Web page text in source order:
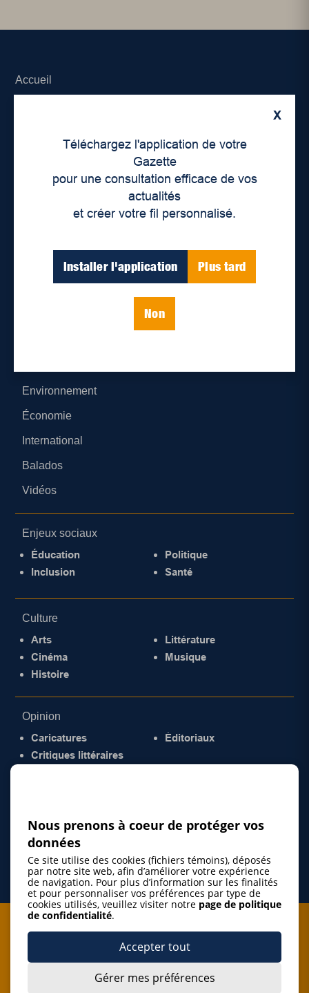
X
Téléchargez l'application de votre
Gazette
pour une consultation efficace de vos
actualités
et créer votre fil personnalisé.
Installer l'application Plus tard
Non
Accueil
Déontologie et confidentialité
Devenir partenaire
Lieux de distribution
Environnement
Économie
International
Balados
Vidéos
Enjeux sociaux
Éducation
Inclusion
Politique
Santé
Culture
Arts
Cinéma
Histoire
Littérature
Musique
Opinion
Caricatures
Critiques littéraires
Éditoriaux
Je m'abonne à l'infolettre
J’accepte de m’abonner à l’infolettre de La Gazette de la
Nous prenons à coeur de protéger vos
données
Ce site utilise des cookies (fichiers témoins), déposés
par notre site web, afin d’améliorer votre expérience
de navigation. Pour plus d’information sur les finalités
et pour personnaliser vos préférences par type de
cookies utilisés, veuillez visiter notre page de politique
de confidentialité.
Accepter tout
Gérer mes préférences